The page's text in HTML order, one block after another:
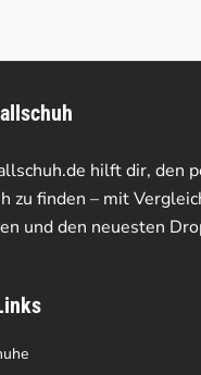
hilft dir, den
zu finden – mit
und den neuesten